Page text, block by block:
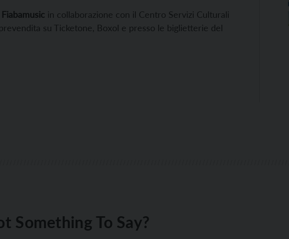
Fiabamusic in collaborazione con il Centro Servizi Culturali
su Ticketone, Boxol e presso le biglietterie del
Something To Say?